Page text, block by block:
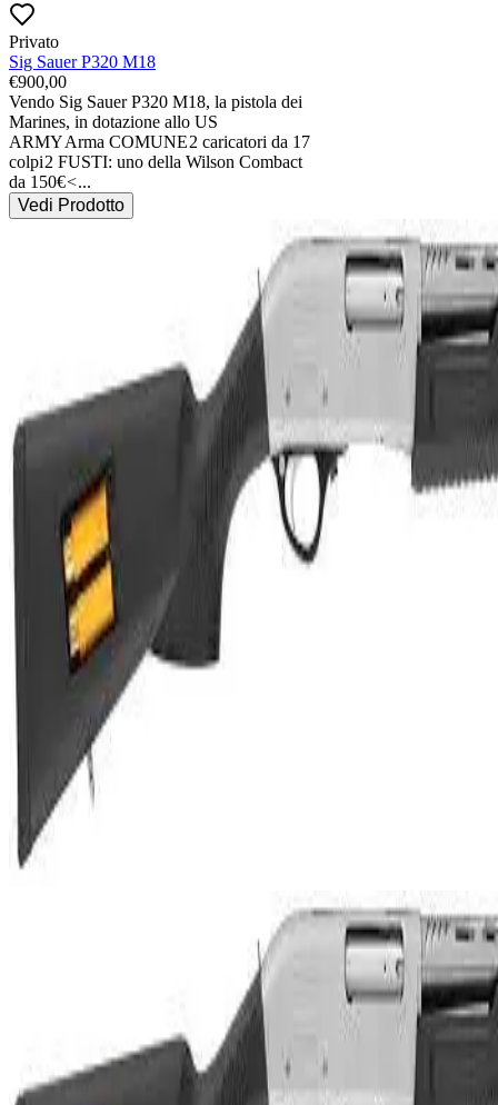
Privato
Sig Sauer P320 M18
€900,00
Vendo Sig Sauer P320 M18, la pistola dei
Marines, in dotazione allo US
ARMYArma COMUNE2 caricatori da 17
colpi2 FUSTI: uno della Wilson Combact
da 150€<...
Vedi Prodotto